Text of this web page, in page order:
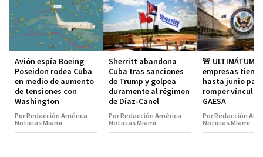
Avión espía Boeing
Poseidon rodea Cuba
en medio de aumento
de tensiones con
Washington
Por Redacción América
Noticias Miami
Sherritt abandona
Cuba tras sanciones
de Trump y golpea
duramente al régimen
de Díaz-Canel
Por Redacción América
Noticias Miami
🚨 ULTIMÁTUM A
empresas tienen
hasta junio para
romper
GAESA
Por Redacción
Noticias Miami